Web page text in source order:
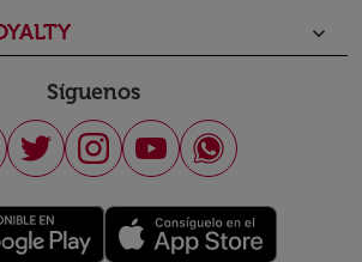
keyboard_arrow_down
Síguenos